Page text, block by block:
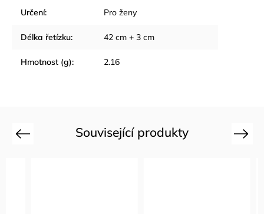
Určení: Pro ženy
Délka řetízku: 42 cm + 3 cm
Hmotnost (g): 2.16
Související produkty
Previous Next